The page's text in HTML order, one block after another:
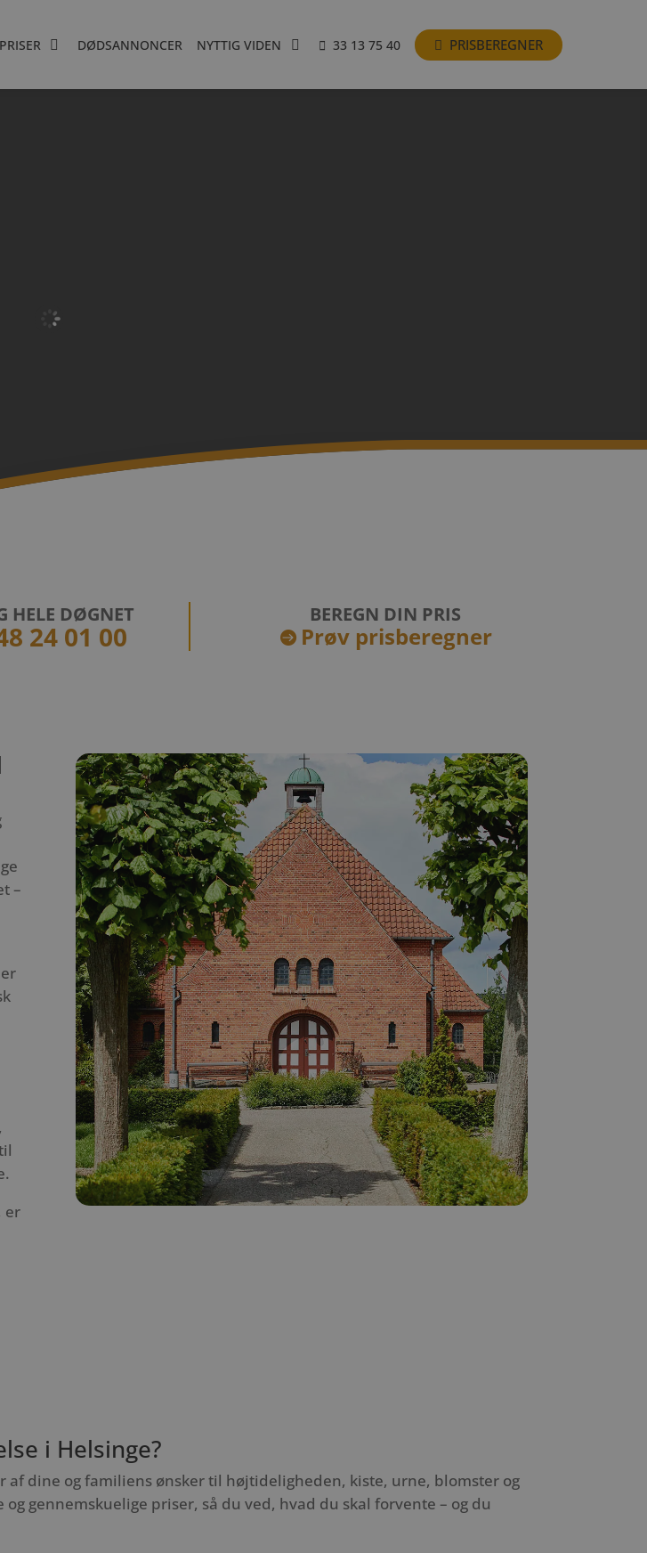
PRISER DØDSANNONCER NYTTIG VIDEN 33 13 75 40 PRISBEREGNER
HELE DØGNET
24 01 00
BEREGN DIN PRIS
 Prøv prisberegner
–
er
i Helsinge?
dine og familiens ønsker til højtideligheden, kiste, urne, blomster og
gennemskuelige priser, så du ved, hvad du skal forvente – og du